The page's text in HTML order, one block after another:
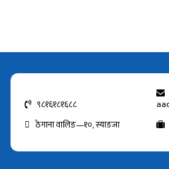
९८१६१८१६८८
ठेगाना वालिङ—१०, स्याङजा